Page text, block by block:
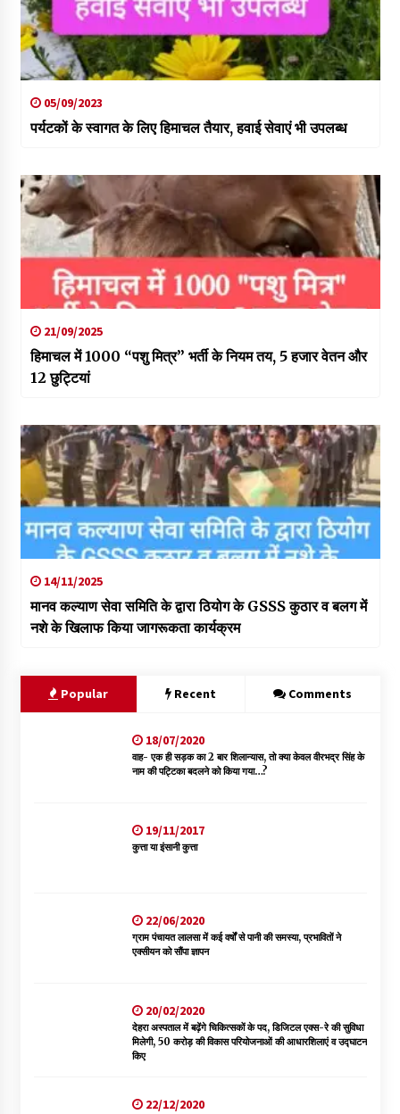
05/09/2023
पर्यटकों के स्वागत के लिए हिमाचल तैयार, हवाई सेवाएं भी उपलब्ध
21/09/2025
हिमाचल में 1000 “पशु मित्र” भर्ती के नियम तय, 5 हजार वेतन और
12 छुट्टियां
14/11/2025
मानव कल्याण सेवा समिति के द्वारा ठियोग के GSSS कुठार व बलग में
नशे के खिलाफ किया जागरूकता कार्यक्रम
Popular Recent Comments
18/07/2020
वाह- एक ही सड़क का 2 बार शिलान्यास, तो क्या केवल वीरभद्र सिंह के
नाम की पट्टिका बदलने को किया गया…?
19/11/2017
कुत्ता या इंसानी कुत्ता
22/06/2020
ग्राम पंचायत लालसा में कई वर्षों से पानी की समस्या, प्रभावितों ने
एक्सीयन को सौंपा ज्ञापन
20/02/2020
देहरा अस्पताल में बढ़ेंगे चिकित्सकों के पद, डिजिटल एक्स-रे की सुविधा
मिलेगी, 50 करोड़ की विकास परियोजनाओं की आधारशिलाएं व उद्घाटन
किए
22/12/2020